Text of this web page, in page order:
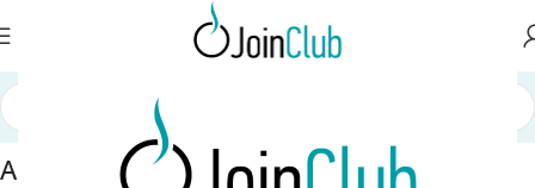
σελίδα Προϊόντα Καπνού Αξεσουάρ Hookah
Αξεσουάρ Hookah